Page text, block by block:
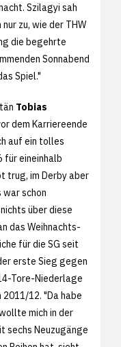
Szilagyi sah
zu, wie der THW
die begehrte
Sonnabend
Spiel."
Tobias
dem Karriereende
auf ein tolles
für eineinhalb
trug, im Derby aber
war schon
über diese
das Weihnachts-
für die SG seit
erste Sieg gegen
Tore-Niederlage
12. "Da habe
mich in der
sechs Neuzugänge